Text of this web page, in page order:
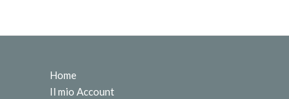
Home
Il mio Account